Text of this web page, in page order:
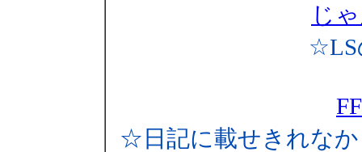
じ
☆LS
☆日記に載せきれな